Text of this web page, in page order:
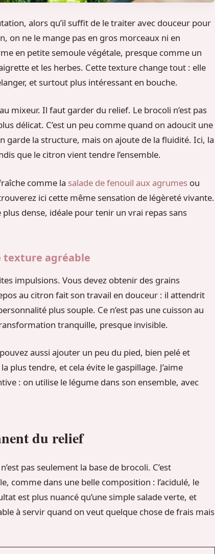
alors qu’il suffit de le traiter avec douceur pour
on ne le mange pas en gros morceaux ni en
en petite semoule végétale, presque comme un
et les herbes. Cette texture change tout : elle
et surtout plus intéressant en bouche.
mixeur. Il faut garder du relief. Le brocoli n’est pas
délicat. C’est un peu comme quand on adoucit une
garde la structure, mais on ajoute de la fluidité. Ici, la
que le citron vient tendre l’ensemble.
comme la salade de fenouil aux agrumes ou
ici cette même sensation de légèreté vivante.
dense, idéale pour tenir un vrai repas sans
texture agréable
impulsions. Vous devez obtenir des grains
au citron fait son travail en douceur : il attendrit
plus souple. Ce n’est pas une cuisson au
tranquille, presque invisible.
aussi ajouter un peu du pied, bien pelé et
plus tendre, et cela évite le gaspillage. J’aime
: on utilise le légume dans son ensemble, avec
du relief
pas seulement la base de brocoli. C’est
comme dans une belle composition : l’acidulé, le
est plus nuancé qu’une simple salade verte, et
à servir quand on veut quelque chose de frais mais